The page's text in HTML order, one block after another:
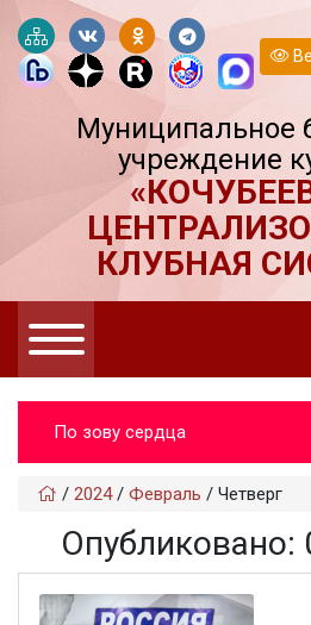
Муниципальное
учреждение
КЛУБНАЯ
По зову сердца
/ 2024/ Февраль / Четверг
Опубликовано: